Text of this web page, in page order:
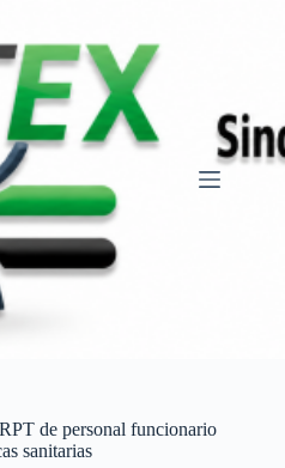
de personal funcionario
sanitarias